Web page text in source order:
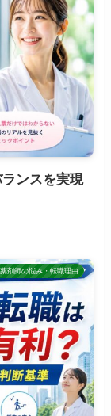
ンスを実現
薬剤師の悩み・転職理由